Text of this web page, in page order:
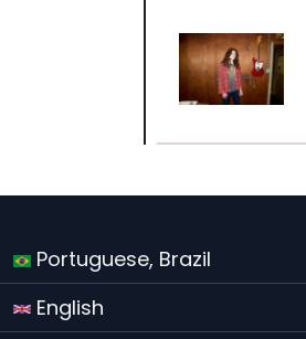
Portuguese, Brazil
English